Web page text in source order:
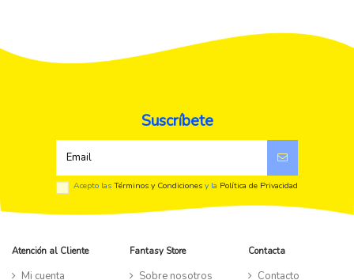
Suscríbete
Acepto lasTérminos y Condiciones y la Política de Privacidad
Atención al Cliente
Mi cuenta
Fantasy Store
Sobre nosotros
Contacta
Contacto